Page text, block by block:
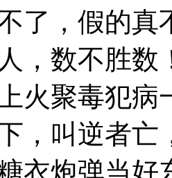
，假的真
，数不胜数
火聚毒犯
，叫逆者
衣炮弹当